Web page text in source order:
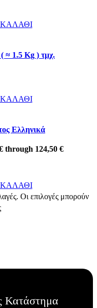
( ≈ 1.5 Kg ) τμχ.
Ελληνικά
through 124,50 €
Οι επιλογές μπορούν
Κατάστημα